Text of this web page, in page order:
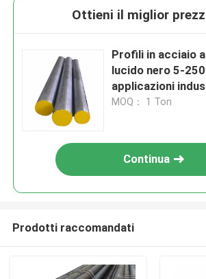
Ottieni il miglior
Profili in acciaio
lucido nero 5-
applicazioni
MOQ： 1 Ton
Continua
Prodotti raccomandati